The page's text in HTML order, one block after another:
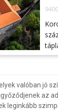
valóban jó
az
leginkább